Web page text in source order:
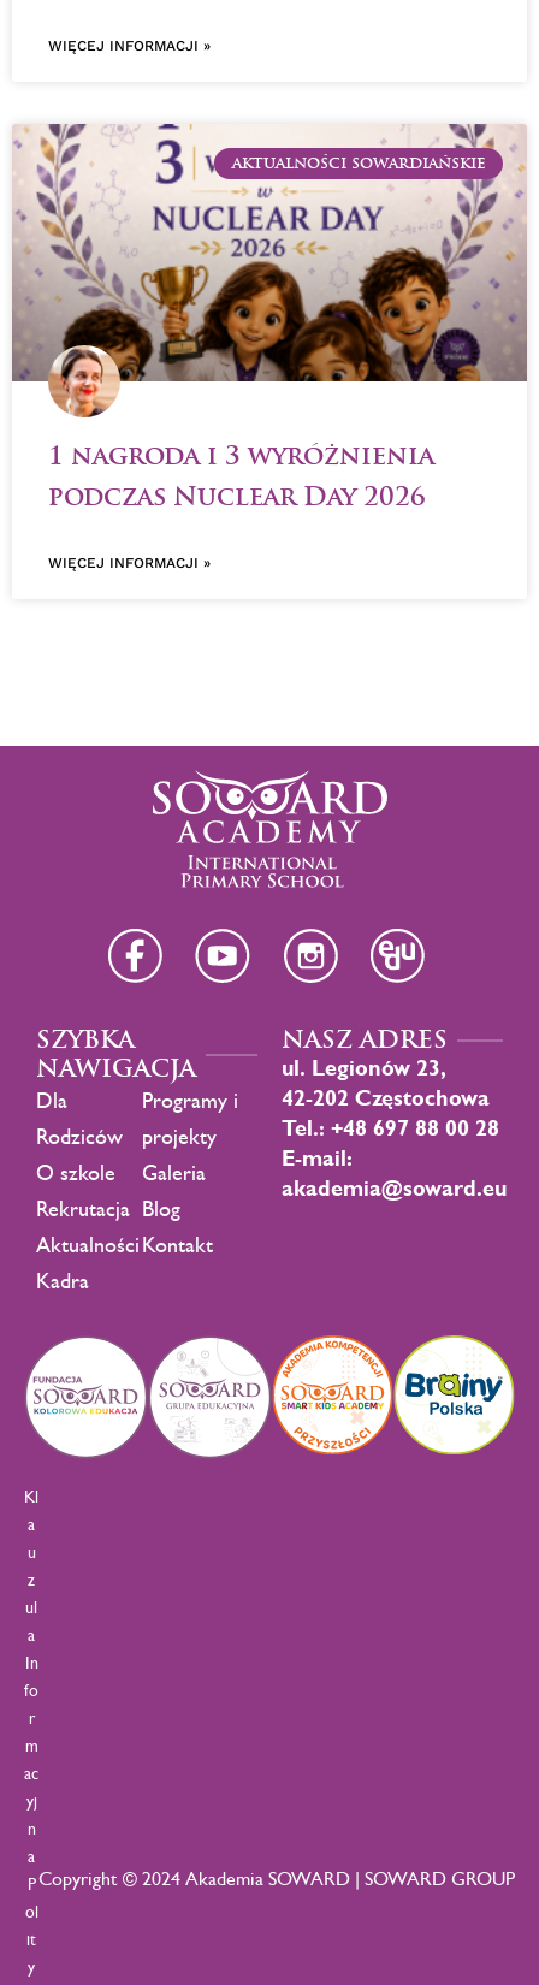
WIĘCEJ INFORMACJI »
AKTUALNOŚCI SOWARDIAŃSKIE
1 nagroda i 3 wyróżnienia
podczas Nuclear Day 2026
WIĘCEJ INFORMACJI »
SZYBKA
NAWIGACJA
Dla
Rodziców
O szkole
Rekrutacja
Aktualności
Kadra
Programy i
projekty
Galeria
Blog
Kontakt
NASZ ADRES
ul. Legionów 23,
42-202 Częstochowa
Tel.: +48 697 88 00 28
E-mail:
akademia@soward.eu
Copyright © 2024 Akademia SOWARD | SOWARD GROUP
Kl
a
u
z
ul
a
In
fo
r
m
ac
yj
n
a
P
ol
it
y